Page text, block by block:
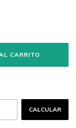
CALCULAR